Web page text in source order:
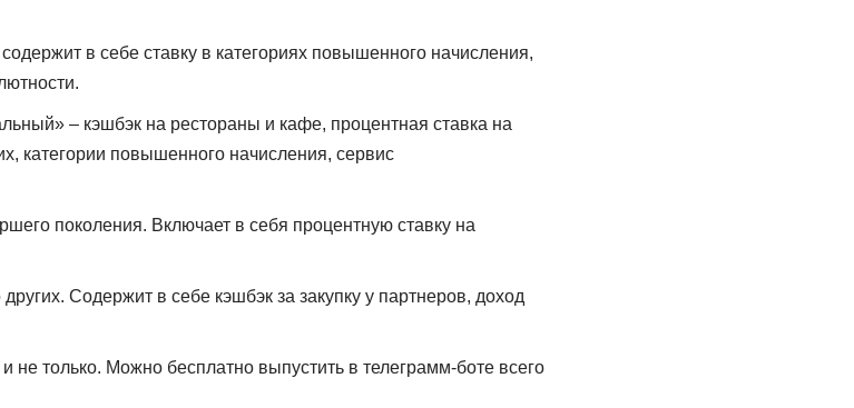
в себе ставку в категориях повышенного начисления,
– кэшбэк на рестораны и кафе, процентная ставка на
категории повышенного начисления, сервис
поколения. Включает в себя процентную ставку на
Содержит в себе кэшбэк за закупку у партнеров, доход
не только. Можно бесплатно выпустить в телеграмм-боте всего